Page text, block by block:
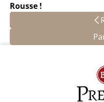
Rousse !